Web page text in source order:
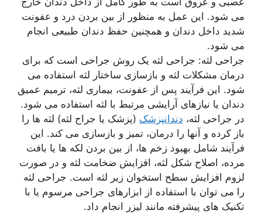
می شود. این عمل به منظور از بین بردن درد و عفونت
شدید داخل دندان و همچنین حفظ دندان طبیعی انجام
می شود.
جراحی لثه: جراحی لثه یک روش جراحی است که برای
درمان مشکلات لثه و بازسازی ساختار لثه استفاده می
شود. این فرآیند پس از عفونت، بیماری لثه، ترمیم عمیق
دندان یا نیازهای آرایشی مرتبط با لثه استفاده می شود.
در جراحی لثه، دندانپزشک (پزشک یا جراح لثه) لثه ها را
باز کرده و آنها را درمان، تمیز و بازسازی می کند. این
فرآیند شامل بهبود زخم ها، از بین بردن لکه ها یا بافت
مرده، اصلاح شکل لثه، افزایش ضخامت لثه و در صورت
لزوم افزایش سطح استخوان زیر لثه است. جراحی لثه
را می توان با استفاده از ابزارهای جراحی مرسوم یا با
تکنیک های پیشرفته مانند لیزر انجام داد.